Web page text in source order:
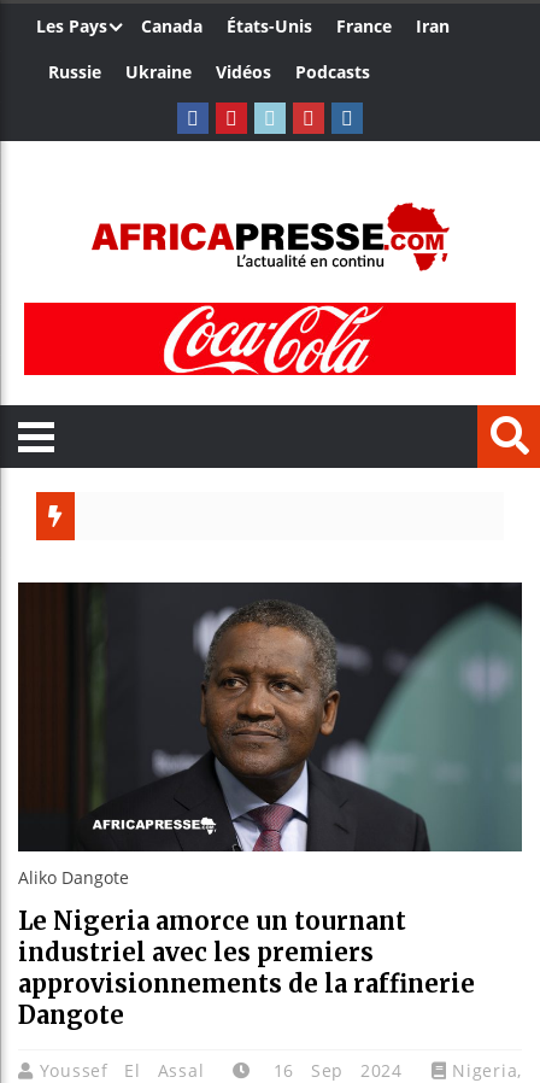
Les Pays Canada États-Unis France
Iran
Russie
Ukraine Vidéos Podcasts
Bénin
Aliko Dangote
Le Nigeria amorce un tournant
industriel avec les premiers
approvisionnements de la raffinerie
Dangote
Youssef El Assal 16 Sep 2024 Nigeria,